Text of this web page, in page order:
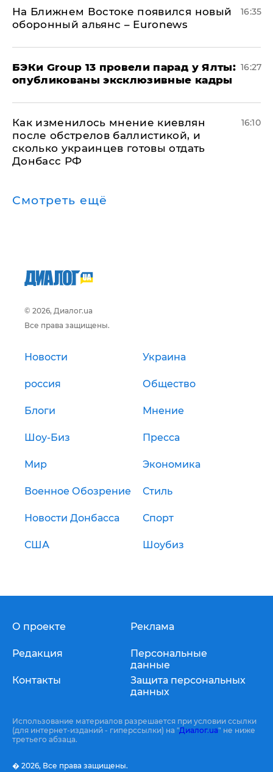
На Ближнем Востоке появился новый
оборонный альянс – Euronews
16:35
​БЭКи Group 13 провели парад у Ялты:
опубликованы эксклюзивные кадры
16:27
Как изменилось мнение киевлян
после обстрелов баллистикой, и
сколько украинцев готовы отдать
Донбасс РФ
16:10
Смотреть ещё
© 2026, Диалог.ua
Все права защищены.
Новости Украина
россия Общество
Блоги Мнение
Шоу-Биз Пресса
Мир Экономика
Военное Обозрение Стиль
Новости Донбасса Спорт
США Шоубиз
О проекте
Редакция
Контакты
Реклама
Персональные
данные
Защита персональных
данных
Использование материалов разрешается при условии ссылки
(для интернет-изданий - гиперссылки) на "Диалог.ua" не ниже
третьего абзаца.
� 2026, Все права защищены.